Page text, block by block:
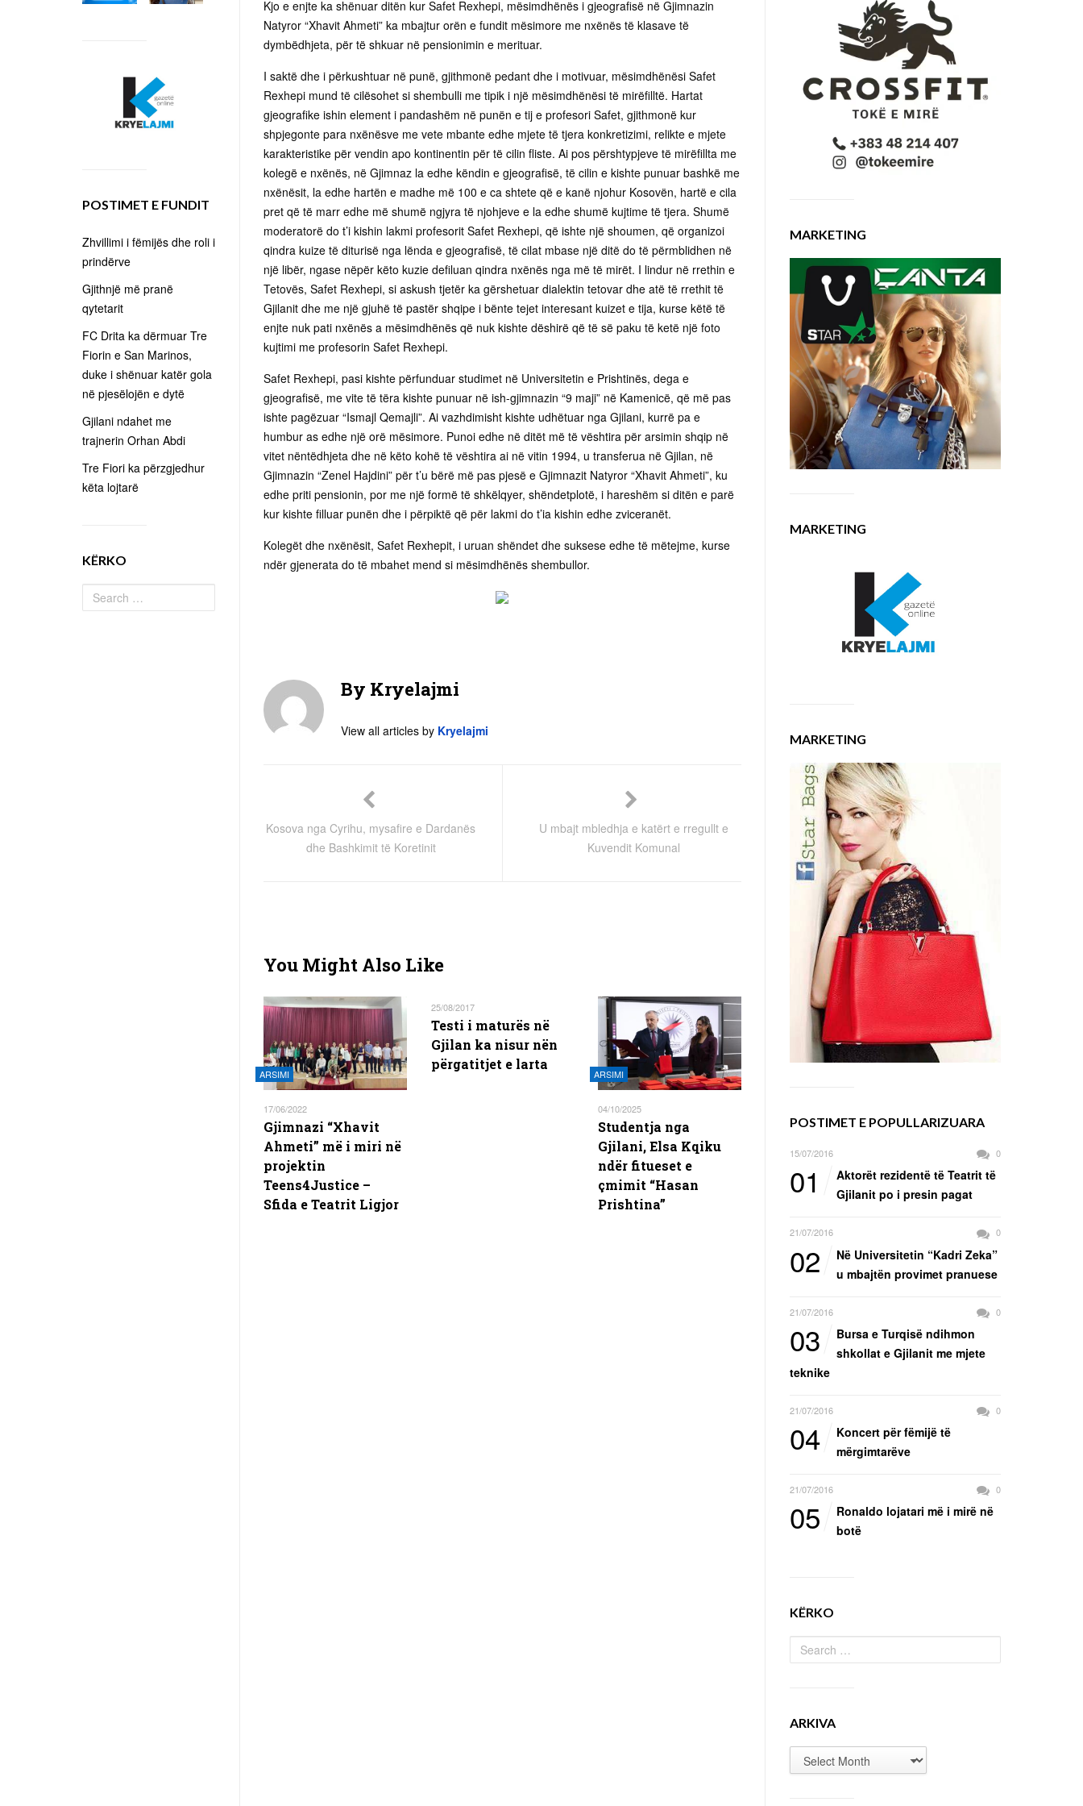
Kjo e enjte ka shënuar ditën kur Safet Rexhepi, mësimdhënës i gjeografisë në Gjimnazin
Natyror “Xhavit Ahmeti” ka mbajtur orën e fundit mësimore me nxënës të klasave të
dymbëdhjeta, për të shkuar në pensionimin e merituar.
I saktë dhe i përkushtuar në punë, gjithmonë pedant dhe i motivuar, mësimdhënësi Safet
Rexhepi mund të cilësohet si shembulli me tipik i një mësimdhënësi të mirëfilltë. Hartat
gjeografike ishin element i pandashëm në punën e tij e profesori Safet, gjithmonë kur
shpjegonte para nxënësve me vete mbante edhe mjete të tjera konkretizimi, relikte e mjete
karakteristike për vendin apo kontinentin për të cilin fliste. Ai pos përshtypjeve të mirëfillta me
kolegë e nxënës, në Gjimnaz la edhe këndin e gjeografisë, të cilin e kishte punuar bashkë me
nxënësit, la edhe hartën e madhe më 100 e ca shtete që e kanë njohur Kosovën, hartë e cila
pret që të marr edhe më shumë ngjyra të njohjeve e la edhe shumë kujtime të tjera. Shumë
moderatorë do t’i kishin lakmi profesorit Safet Rexhepi, që ishte një shoumen, që organizoi
qindra kuize të diturisë nga lënda e gjeografisë, të cilat mbase një ditë do të përmblidhen në
një libër, ngase nëpër këto kuzie defiluan qindra nxënës nga më të mirët. I lindur në rrethin e
Tetovës, Safet Rexhepi, si askush tjetër ka gërshetuar dialektin tetovar dhe atë të rrethit të
Gjilanit dhe me një gjuhë të pastër shqipe i bënte tejet interesant kuizet e tija, kurse këtë të
enjte nuk pati nxënës a mësimdhënës që nuk kishte dëshirë që të së paku të ketë një foto
kujtimi me profesorin Safet Rexhepi.
Safet Rexhepi, pasi kishte përfunduar studimet në Universitetin e Prishtinës, dega e
gjeografisë, me vite të tëra kishte punuar në ish-gjimnazin “9 maji” në Kamenicë, që më pas
ishte pagëzuar “Ismajl Qemajli”. Ai vazhdimisht kishte udhëtuar nga Gjilani, kurrë pa e
humbur as edhe një orë mësimore. Punoi edhe në ditët më të vështira për arsimin shqip në
vitet nëntëdhjeta dhe në këto kohë të vështira ai në vitin 1994, u transferua në Gjilan, në
Gjimnazin “Zenel Hajdini” për t’u bërë më pas pjesë e Gjimnazit Natyror “Xhavit Ahmeti”, ku
edhe priti pensionin, por me një formë të shkëlqyer, shëndetplotë, i hareshëm si ditën e parë
kur kishte filluar punën dhe i përpiktë që për lakmi do t’ia kishin edhe zviceranët.
Kolegët dhe nxënësit, Safet Rexhepit, i uruan shëndet dhe suksese edhe të mëtejme, kurse
ndër gjenerata do të mbahet mend si mësimdhënës shembullor.
By Kryelajmi
View all articles by Kryelajmi
Kosova nga Cyrihu, mysafire e Dardanës
dhe Bashkimit të Koretinit
U mbajt mbledhja e katërt e rregullt e
Kuvendit Komunal
You Might Also Like
ARSIMI
17/06/2022
Gjimnazi “Xhavit
Ahmeti” më i miri në
projektin
Teens4Justice –
Sfida e Teatrit Ligjor
25/08/2017
Testi i maturës në
Gjilan ka nisur nën
përgatitjet e larta
ARSIMI
04/10/2025
Studentja nga
Gjilani, Elsa Kqiku
ndër fitueset e
çmimit “Hasan
Prishtina”
MARKETING
MARKETING
MARKETING
POSTIMET E POPULLARIZUARA
15/07/2016 0
01
Aktorët rezidentë të Teatrit të
Gjilanit po i presin pagat
21/07/2016 0
02
Në Universitetin “Kadri Zeka”
u mbajtën provimet pranuese
21/07/2016 0
03
Bursa e Turqisë ndihmon
shkollat e Gjilanit me mjete
teknike
21/07/2016 0
04
Koncert për fëmijë të
mërgimtarëve
21/07/2016 0
05
Ronaldo lojatari më i mirë në
botë
KËRKO
ARKIVA
POSTIMET E FUNDIT
Zhvillimi i fëmijës dhe roli i
prindërve
Gjithnjë më pranë
qytetarit
FC Drita ka dërmuar Tre
Fiorin e San Marinos,
duke i shënuar katër gola
në pjesëlojën e dytë
Gjilani ndahet me
trajnerin Orhan Abdi
Tre Fiori ka përzgjedhur
këta lojtarë
KËRKO